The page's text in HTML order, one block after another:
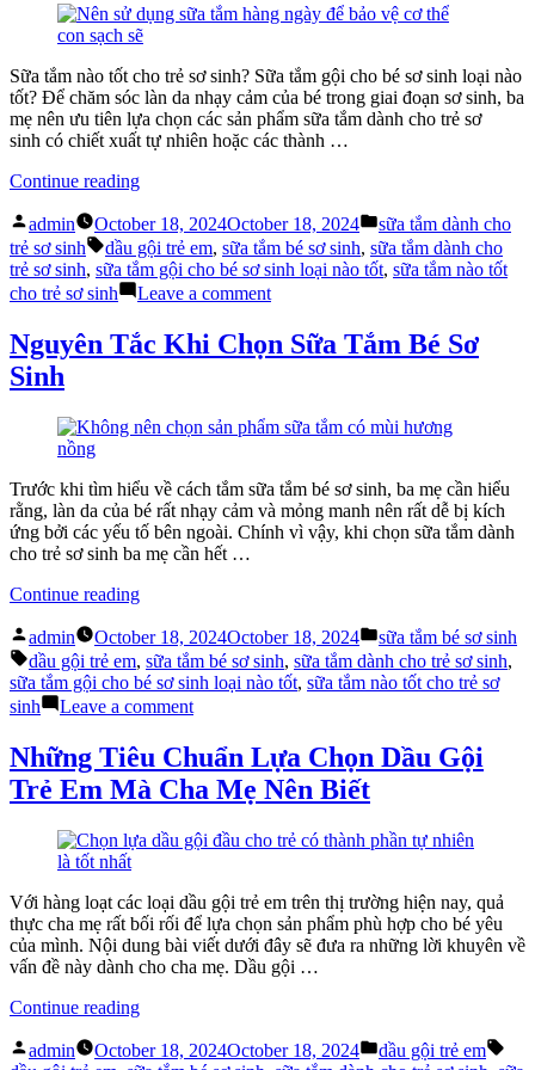
(P1)”
Tốt
Cho
Sơ
Sinh
An
Toàn
Sữa tắm nào tốt cho trẻ sơ sinh? Sữa tắm gội cho bé sơ sinh loại nào
tốt? Để chăm sóc làn da nhạy cảm của bé trong giai đoạn sơ sinh, ba
mẹ nên ưu tiên lựa chọn các sản phẩm sữa tắm dành cho trẻ sơ
sinh có chiết xuất tự nhiên hoặc các thành …
Continue reading“Nên
Sữa
Tắm
Dành
Cho
Sơ
Sinh
Posted
by
admin October 18, 2024October 18, 2024
Posted
in
sữa tắm dành cho
trẻ sơ sinh
Tags:
dầu gội trẻ em, sữa tắm bé sơ sinh, sữa tắm dành cho
trẻ sơ sinh, sữa tắm gội cho bé sơ sinh loại nào tốt, sữa tắm nào tốt
cho trẻ sơ sinh
Leave a commenton
Tắm
Sữa
Cho
Trẻ
Sinh
Loại
Nào?
Nguyên Tắc Khi Chọn Sữa Tắm Bé Sơ
Sinh
Trước khi tìm hiểu về cách tắm sữa tắm bé sơ sinh, ba mẹ cần hiểu
rằng, làn da của bé rất nhạy cảm và mỏng manh nên rất dễ bị kích
ứng bởi các yếu tố bên ngoài. Chính vì vậy, khi chọn sữa tắm dành
cho trẻ sơ sinh ba mẹ cần hết …
Continue reading“Nguyên
Khi
Chọn
Sữa
Tắm
Bé
Sinh”
Posted
by
admin October 18, 2024October 18, 2024
Posted
in
sữa tắm bé sơ sinh
Tags:
dầu gội trẻ em, sữa tắm bé sơ sinh, sữa tắm dành cho trẻ sơ sinh,
sữa tắm gội cho bé sơ sinh loại nào tốt, sữa tắm nào tốt cho trẻ sơ
sinh
Leave a commenton
Tắc
Khi
Chọn
Sữa
Tắm
Bé
Sinh
Những Tiêu Chuẩn Lựa Chọn Dầu Gội
Trẻ Em Mà Cha Mẹ Nên Biết
Với hàng loạt các loại dầu gội trẻ em trên thị trường hiện nay, quả
thực cha mẹ rất bối rối để lựa chọn sản phẩm phù hợp cho bé yêu
của mình. Nội dung bài viết dưới đây sẽ đưa ra những lời khuyên về
vấn đề này dành cho cha mẹ. Dầu gội …
Continue reading“Những
Chuẩn
Posted
admin October 18, 2024October 18, 2024
Posted
dầu gội trẻ em